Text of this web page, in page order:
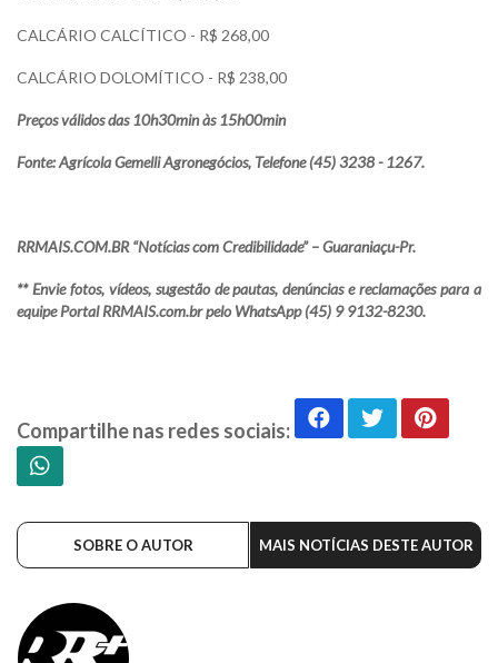
CALCÁRIO CALCÍTICO - R$ 268,00
CALCÁRIO DOLOMÍTICO - R$ 238,00
Preços válidos das 10h30min às 15h00min
Fonte: Agrícola Gemelli Agronegócios, Telefone (45) 3238 - 1267.
RRMAIS.COM.BR “Notícias com Credibilidade” – Guaraniaçu-Pr.
** Envie fotos, vídeos, sugestão de pautas, denúncias e reclamações para a
equipe Portal RRMAIS.com.br pelo WhatsApp (45) 9 9132-8230.
Compartilhe nas redes sociais:
SOBRE O AUTOR MAIS NOTÍCIAS DESTE AUTOR